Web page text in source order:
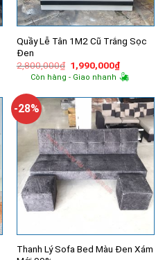
Quầy Lễ Tân 1M2 Cũ Trắng Sọc
Đen
2,800,000₫ Giá
gốc
là:
1,990,000₫Giá
hiện
tại
Còn hàng - Giao nhanh
-28%
Thanh Lý Sofa Bed Màu Đen Xám